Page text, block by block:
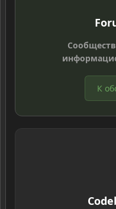
К